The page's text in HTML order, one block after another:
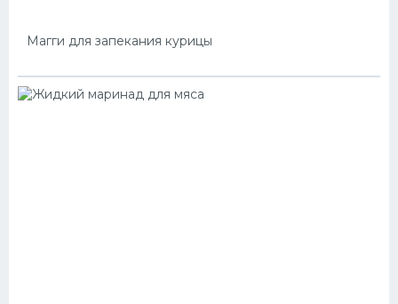
Магги для запекания курицы